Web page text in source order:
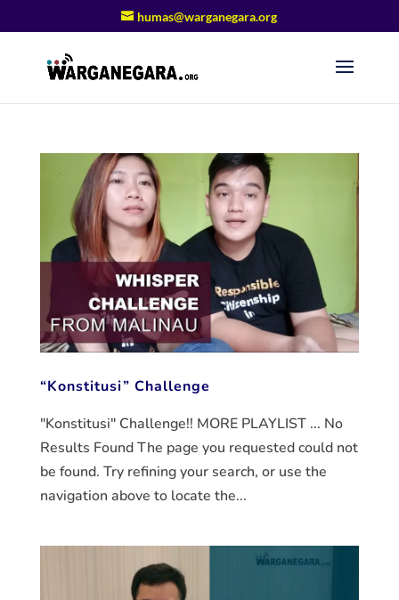
humas@warganegara.org
“Konstitusi” Challenge
"Konstitusi" Challenge!! MORE PLAYLIST ... No
Results Found The page you requested could not
be found. Try refining your search, or use the
navigation above to locate the...